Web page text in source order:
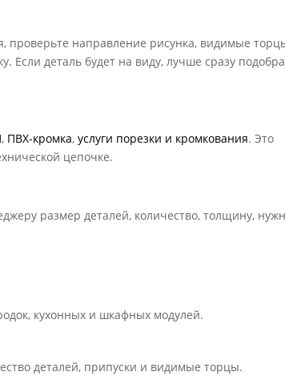
проверьте направление рисунка, видимые
Если деталь будет на виду, лучше сразу
, ПВХ-кромка,услуги порезки и кромкования. Это
цепочке.
размер деталей, количество, толщину,
кухонных и шкафных модулей.
деталей, припуски и видимые торцы.